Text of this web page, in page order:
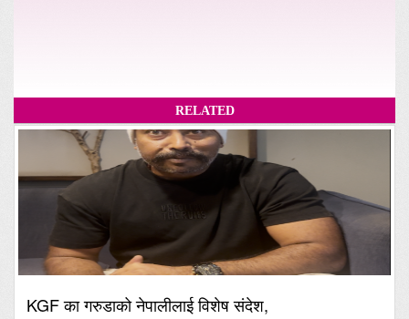
RELATED
KGF का गरुडाको नेपालीलाई विशेष संदेश,